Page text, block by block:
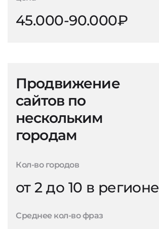
45.000-90.000₽
Продвижение
сайтов по
нескольким
городам
Кол-во городов
от 2 до 10 в регионе
Среднее кол-во фраз